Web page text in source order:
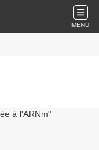
MENU